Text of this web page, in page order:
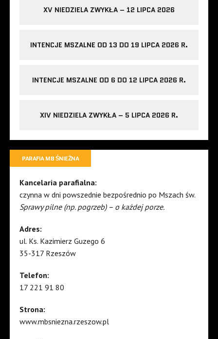
XV NIEDZIELA ZWYKŁA – 12 LIPCA 2026
INTENCJE MSZALNE OD 13 DO 19 LIPCA 2026 R.
INTENCJE MSZALNE OD 6 DO 12 LIPCA 2026 R.
XIV NIEDZIELA ZWYKŁA – 5 LIPCA 2026 R.
PARAFIA MB ŚNIEŻNA
Kancelaria parafialna:
czynna w dni powszednie bezpośrednio po Mszach św.
Sprawy pilne (np. pogrzeb) – o każdej porze.
Adres:
ul. Ks. Kazimierz Guzego 6
35-317 Rzeszów
Telefon:
17 221 91 80
Strona:
www.mbsniezna.rzeszow.pl